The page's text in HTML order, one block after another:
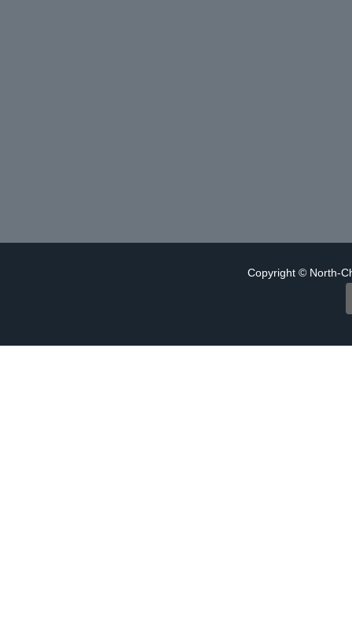
Copyright © North-